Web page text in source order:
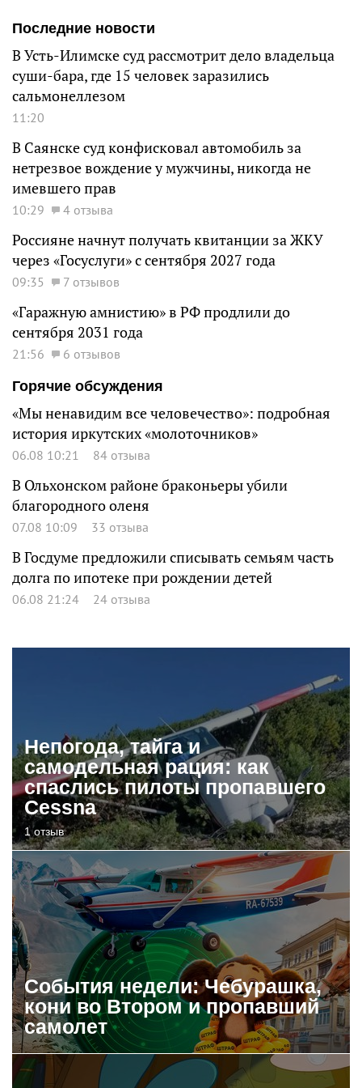
Последние новости
В Усть-Илимске суд рассмотрит дело владельца
суши-бара, где 15 человек заразились
сальмонеллезом
11:20
В Саянске суд конфисковал автомобиль за
нетрезвое вождение у мужчины, никогда не
имевшего прав
10:29 4 отзыва
Россияне начнут получать квитанции за ЖКУ
через «Госуслуги» с сентября 2027 года
09:35 7 отзывов
«Гаражную амнистию» в РФ продлили до
сентября 2031 года
21:56
6 отзывов
Горячие обсуждения
«Мы ненавидим все человечество»: подробная
история иркутских «молоточников»
06.08 10:21 84 отзыва
В Ольхонском районе браконьеры убили
благородного оленя
07.08 10:09 33 отзыва
В Госдуме предложили списывать семьям часть
долга по ипотеке при рождении детей
06.08 21:24 24 отзыва
Непогода, тайга и
самодельная рация: как
спаслись пилоты пропавшего
Cessna
1 отзыв
События недели: Чебурашка,
кони во Втором и пропавший
самолет